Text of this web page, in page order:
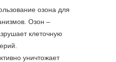
озона для
Озон –
клеточную
уничтожает